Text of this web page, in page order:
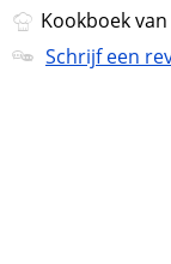
Kookboek van
Schrijf een